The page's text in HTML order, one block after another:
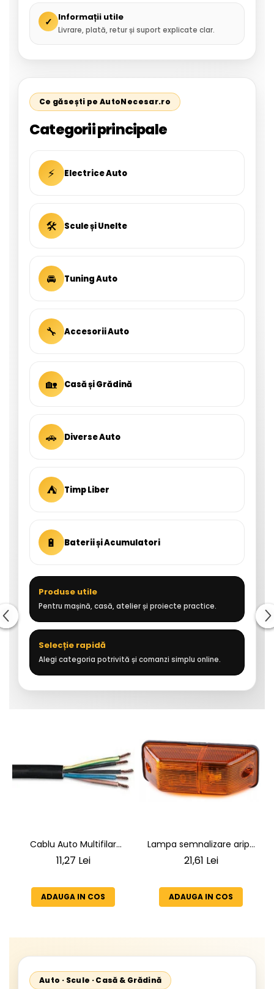
✓ Informații utile
Livrare, plată, retur și suport explicate clar.
Ce găsești pe AutoNecesar.ro
Categorii principale
⚡ Electrice Auto
🛠 Scule și Unelte
🚘 Tuning Auto
🔧 Accesorii Auto
🏡 Casă și Grădină
🚗 Diverse Auto
⛺ Timp Liber
🔋 Baterii și Acumulatori
Produse utile
Pentru mașină, casă, atelier și proiecte practice.
Selecție rapidă
Alegi categoria potrivită și comanzi simplu online.
Cablu Auto Multifilar
7x1,5mm² - Rezistent și
11,27 Lei
ADAUGA IN COS
Lampa semnalizare aripa
VW LT 2 05.1996-12.2005 ;
1996-2002; Unimog 1949-;
Neoplan Euroliner,
21,61 Lei
ADAUGA IN COS
Auto · Scule · Casă & Grădină